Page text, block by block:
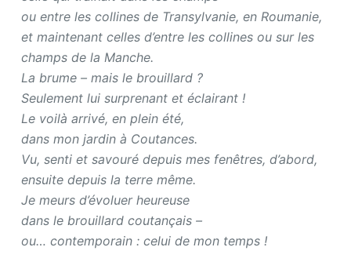
ou entre les collines de Transylvanie, en Roumanie,
et maintenant celles d’entre les collines ou sur les
champs de la Manche.
La brume – mais le brouillard ?
Seulement lui surprenant et éclairant !
Le voilà arrivé, en plein été,
dans mon jardin à Coutances.
Vu, senti et savouré depuis mes fenêtres, d’abord,
ensuite depuis la terre même.
Je meurs d’évoluer heureuse
dans le brouillard coutançais –
ou… contemporain : celui de mon temps !